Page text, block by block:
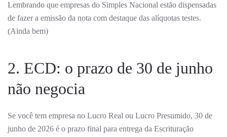
Lembrando que empresas do Simples Nacional estão dispensadas
de fazer a emissão da nota com destaque das alíquotas testes.
(Ainda bem)
2. ECD: o prazo de 30 de junho
não negocia
Se você tem empresa no Lucro Real ou Lucro Presumido, 30 de
junho de 2026 é o prazo final para entrega da Escrituração